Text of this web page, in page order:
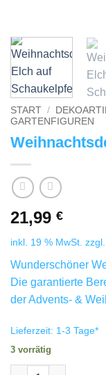
START /
GARTENFIGUREN
21,99 €
inkl. 19 % MwSt. zzgl.
Wunderschöner
Die garantierte
der Advents- &
Lieferzeit: 1-3 Tage*
3 vorrätig
Weihnachtsdeko